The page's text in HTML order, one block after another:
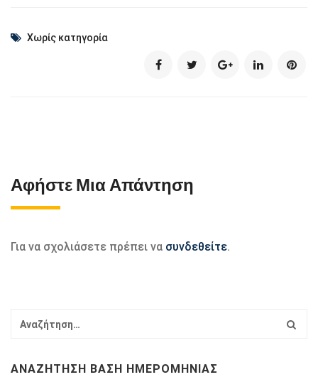
Χωρίς κατηγορία
Αφήστε Μια Απάντηση
Για να σχολιάσετε πρέπει να συνδεθείτε.
ΑΝΑΖΉΤΗΣΗ ΒΆΣΗ ΗΜΕΡΟΜΗΝΊΑΣ